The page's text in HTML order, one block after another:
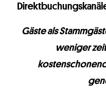
Gäste als
weniger